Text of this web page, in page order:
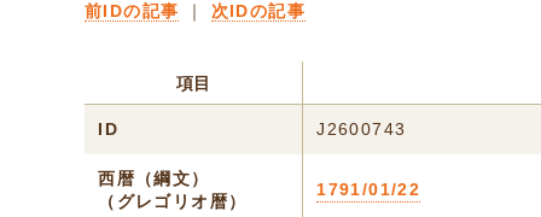
前IDの記事 ｜ 次IDの記事
項目
ID J2600743
西暦（綱文）
（グレゴリオ暦）
1791/01/22